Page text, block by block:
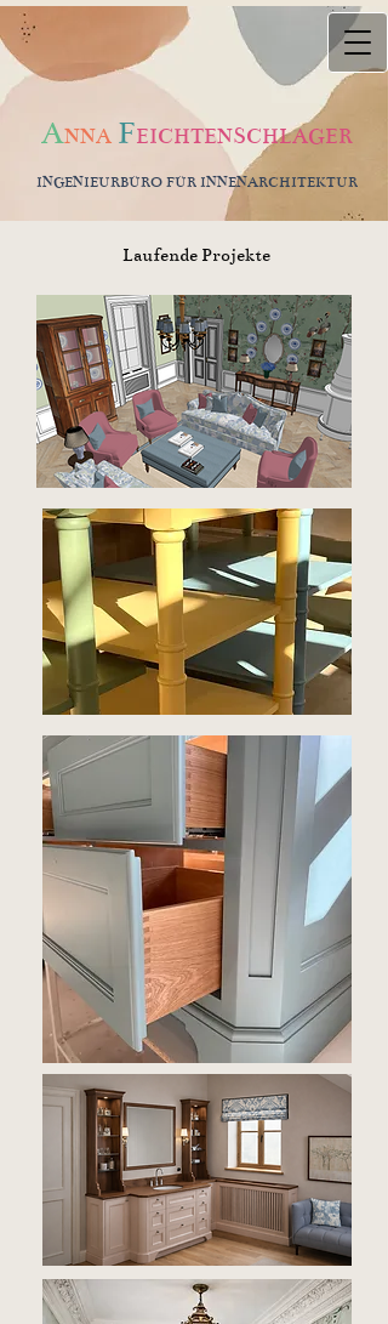
ANNA FEICHTENSCHLAGER
INGENIEURBÜRO FÜR INNENARCHITEKTUR
Laufende Projekte